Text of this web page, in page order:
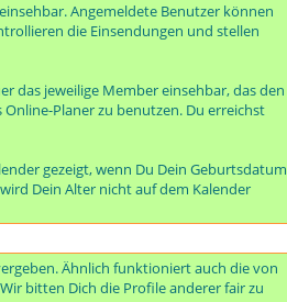
Angemeldete Benutzer können
die Einsendungen und stellen
das jeweilige Member einsehbar, das den
Planer zu benutzen. Du erreichst
gezeigt, wenn Du Dein Geburtsdatum
Dein Alter nicht auf dem Kalender
Ähnlich funktioniert auch die von
bitten Dich die Profile anderer fair zu